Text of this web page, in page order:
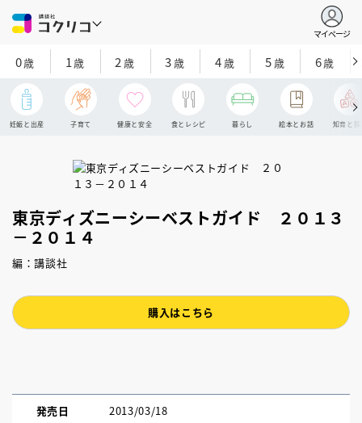
マイページ
0歳 1歳 2 歳 3歳 4歳 5歳 6歳
妊娠と出産 子育て 健康と安全 食とレシピ 暮らし 絵本とお話 知育と探
東京ディズニーシーベストガイド ２０１３
－２０１４
編：講談社
購入はこちら
発売日 2013/03/18